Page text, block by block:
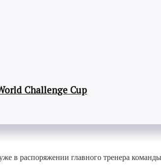
Challenge Cup
в распоряжении главного тренера